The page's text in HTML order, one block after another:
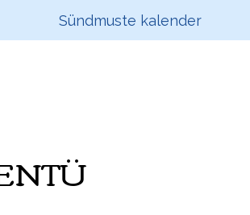
Sündmuste kalender